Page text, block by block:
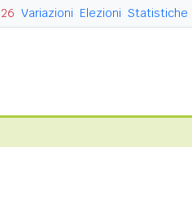
Variazioni Elezioni Statistiche